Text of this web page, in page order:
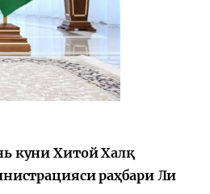
куни Хитой Халқ
раҳбари Ли